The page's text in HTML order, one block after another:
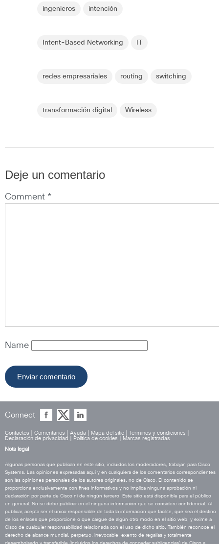
ingenieros intención
Intent-Based Networking
redes empresariales routing switching
transformación digital Wireless
Deje un comentario
Comment *
Name
Connect
Contactos Comentarios Ayuda Mapa del sitio Términos y condiciones
Declaración de privacidad
Política de cookies
Marcas registradas
Nota legal
Algunas personas que publican en este sitio, incluidos los moderadores, trabajan para Cisco
Systems. Las opiniones expresadas aquí y en cualquiera de los comentarios correspondientes
son las opiniones personales de los autores originales, no de Cisco. El contenido se
proporciona exclusivamente con fines informativos y no implica ninguna aprobación ni
declaración por parte de Cisco ni de ningún tercero. Este sitio está disponible para el público
en general. No se debe publicar en él ninguna información que se considere confidencial. Al
publicar, acepta ser el único responsable de toda la información que facilite, que sea el destino
de los enlaces que proporcione o que cargue de algún otro modo en el sitio web, y exime a
Cisco de cualquier responsabilidad relacionada con el uso de dicho sitio. También reconoce el
derecho de alcance mundial, perpetuo, irrevocable, exento de regalías y totalmente